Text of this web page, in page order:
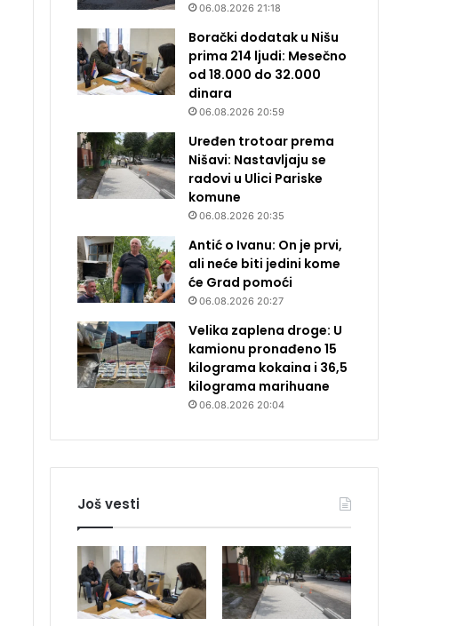
06.08.2026 21:18
Borački dodatak u Nišu
prima 214 ljudi: Mesečno
od 18.000 do 32.000
dinara
06.08.2026 20:59
Uređen trotoar prema
Nišavi: Nastavljaju se
radovi u Ulici Pariske
komune
06.08.2026 20:35
Antić o Ivanu: On je prvi,
ali neće biti jedini kome
će Grad pomoći
06.08.2026 20:27
Velika zaplena droge: U
kamionu pronađeno 15
kilograma kokaina i 36,5
kilograma marihuane
06.08.2026 20:04
Još vesti